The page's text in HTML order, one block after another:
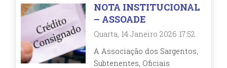
NOTA INSTITUCIONAL
– ASSOADE
Quarta, 14 Janeiro 2026 17:52
A Associação dos Sargentos,
Subtenentes, Oficiais